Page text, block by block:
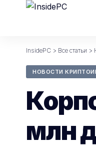
InsidePC > Все статьи >
НОВОСТИ
млн